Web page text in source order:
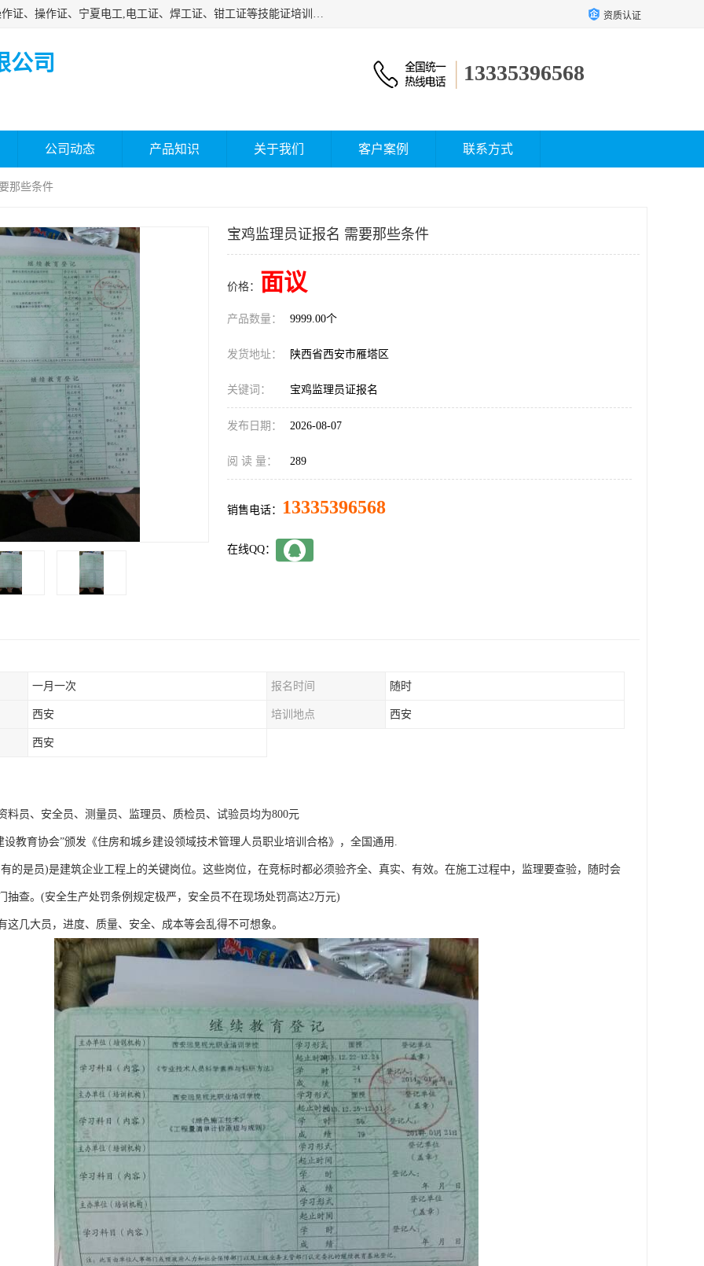
杰森教育专业提供电工证报名、安全员报名考试、特种作业操作证、操作证、宁夏电工,电工证、焊工证、钳工证等技能证培训课程。 资质认证
公司 13335396568
公司动态 产品知识 关于我们 客户案例 联系方式
那些条件
宝鸡监理员证报名 需要那些条件
价格： 面议
产品数量： 9999.00个
发货地址： 陕西省西安市雁塔区
关键词： 宝鸡监理员证报名
发布日期： 2026-08-07
阅 读 量： 289
销售电话： 13335396568
在线QQ：
一月一次 报名时间 随时
西安 培训地点 西安
西安
料员、安全员、测量员、监理员、质检员、试验员均为800元
设教育协会”颁发《住房和城乡建设领域技术管理人员职业培训合格》，全国通用.
的是员)是建筑企业工程上的关键岗位。这些岗位，在竞标时都必须验齐全、真实、有效。在施工过程中，监理要查验，随时会
抽查。(安全生产处罚条例规定极严，安全员不在现场处罚高达2万元)
这几大员，进度、质量、安全、成本等会乱得不可想象。